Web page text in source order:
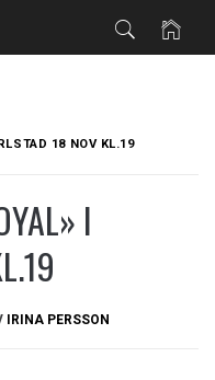
18 NOV KL.19
I
IRINA PERSSON